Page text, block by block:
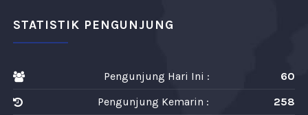
STATISTIK PENGUNJUNG
Pengunjung Hari Ini :
60
Pengunjung Kemarin :
258